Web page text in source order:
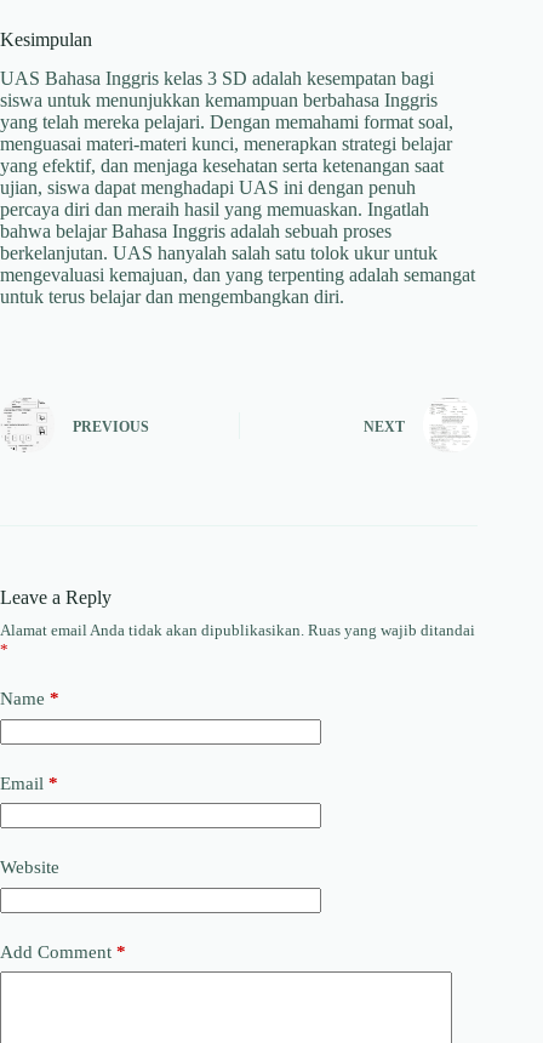
Kesimpulan
UAS Bahasa Inggris kelas 3 SD adalah kesempatan bagi
siswa untuk menunjukkan kemampuan berbahasa Inggris
yang telah mereka pelajari. Dengan memahami format soal,
menguasai materi-materi kunci, menerapkan strategi belajar
yang efektif, dan menjaga kesehatan serta ketenangan saat
ujian, siswa dapat menghadapi UAS ini dengan penuh
percaya diri dan meraih hasil yang memuaskan. Ingatlah
bahwa belajar Bahasa Inggris adalah sebuah proses
berkelanjutan. UAS hanyalah salah satu tolok ukur untuk
mengevaluasi kemajuan, dan yang terpenting adalah semangat
untuk terus belajar dan mengembangkan diri.
PREVIOUS NEXT
Leave a Reply
Alamat email Anda tidak akan dipublikasikan. Ruas yang wajib ditandai
*
Name *
Email *
Website
Add Comment *